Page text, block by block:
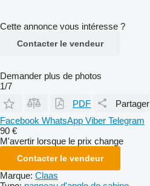
Cette annonce vous intéresse ?
Contacter le vendeur
Demander plus de photos
1/7
PDF
Partager
Facebook WhatsApp Viber Telegram
90 €
M'avertir lorsque le prix change
Contacter le vendeur
Marque: Claas